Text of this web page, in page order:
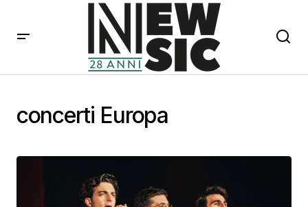
concerti Europa